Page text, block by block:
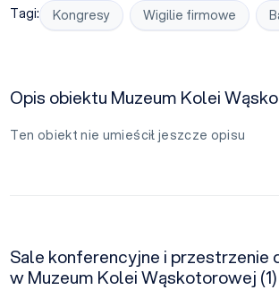
Tagi: Kongresy Wigilie firmowe
Opis obiektu Muzeum Kolei
Ten obiekt nie umieścił jeszcze opisu
Sale konferencyjne i przestrzenie
w Muzeum Kolei Wąskotorowej (1)